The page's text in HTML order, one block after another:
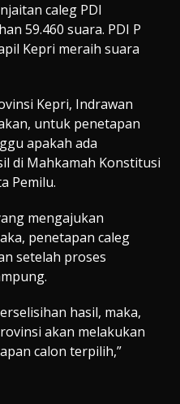
caleg PDI
59.460 suara. PDI P
Kepri meraih suara
Kepri, Indrawan
untuk penetapan
apakah ada
di Mahkamah Konstitusi
Pemilu.
mengajukan
penetapan caleg
setelah proses
hasil, maka,
akan melakukan
calon terpilih,”